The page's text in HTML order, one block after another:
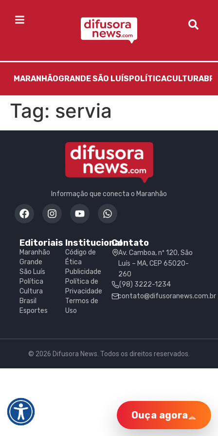
MARANHÃOGRANDE SÃO LUÍS POLÍTICACULTURA
Tag: servia
Informação que conecta o Maranhão
Editoriais
Maranhão
Grande
São Luís
Política
Cultura
Brasil
Esportes
Institucional
Código de
Ética
Publicidade
Política de
Privacidade
Termos de
Uso
Contato
Av. Camboa, nº 120, São
Luís – MA, CEP 65020-
260
(98) 3222-1234
contato@difusoranews.com.br
© 2026 Difusora News. Todos os direitos reservados.
Ouça agora